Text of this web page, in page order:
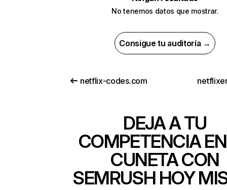
No tenemos datos que mostrar.
Consigue tu auditoría →
netflix-codes.com
DEJA A TU
COMPETENCIA
CUNETA CON
SEMRUSH HOY